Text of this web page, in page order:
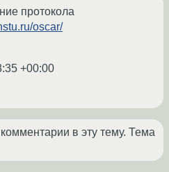
протокола
oscar/
+00:00
в эту тему. Тема